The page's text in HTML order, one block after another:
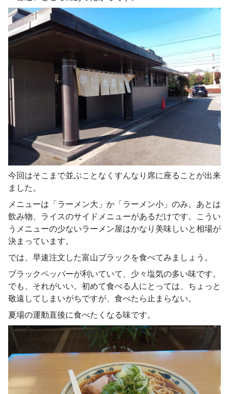
今回はそこまで並ぶことなくすんなり席に座ることが出来
ました。
メニューは「ラーメン大」か「ラーメン小」のみ。あとは
飲み物、ライスのサイドメニューがあるだけです。こうい
うメニューの少ないラーメン屋はかなり美味しいと相場が
決まっています。
では、早速注文した富山ブラックを食べてみましょう。
ブラックペッパーが利いていて、少々塩気の多い味です。
でも、それがいい。初めて食べる人にとっては、ちょっと
敬遠してしまいがちですが、食べたら止まらない。
夏場の運動直後に食べたくなる味です。